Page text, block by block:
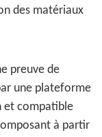
des matériaux
preuve de
une plateforme
et compatible
à partir